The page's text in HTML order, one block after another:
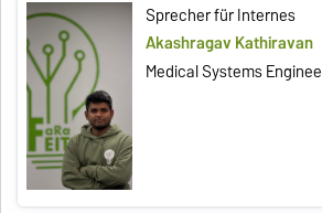
Sprecher für Internes
Akashragav Kathiravan
Medical Systems